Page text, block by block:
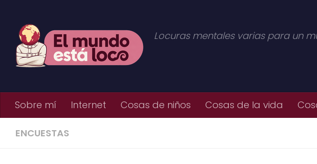
Locuras mentales varias para un
Sobre mí Internet Cosas de niños Cosas de la vida
ENCUESTAS